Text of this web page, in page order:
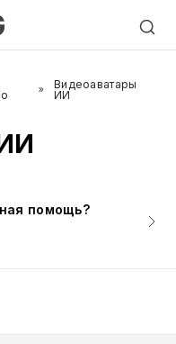
Видеоаватары
ИИ
помощь?